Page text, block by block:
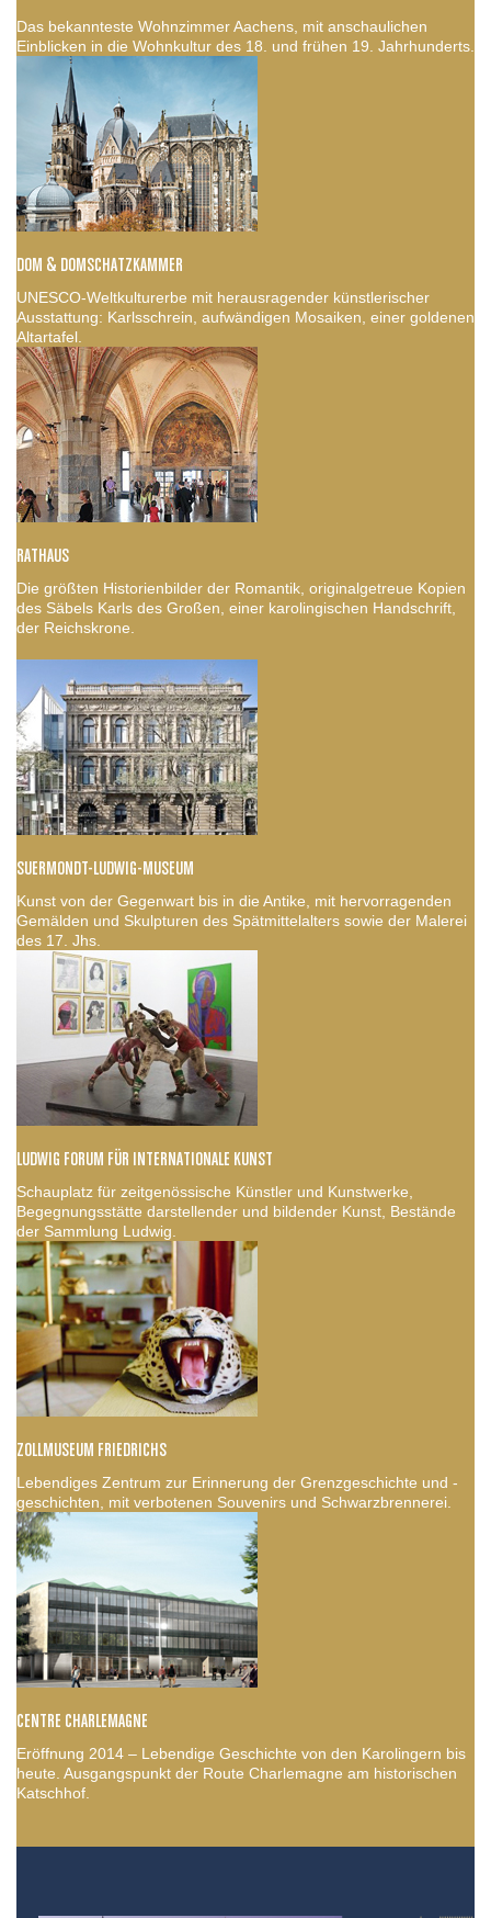
Das bekannteste Wohnzimmer Aachens, mit anschaulichen
Einblicken in die Wohnkultur des 18. und frühen 19. Jahrhunderts.
DOM & DOMSCHATZKAMMER
UNESCO-Weltkulturerbe mit herausragender künstlerischer
Ausstattung: Karlsschrein, aufwändigen Mosaiken, einer goldenen
Altartafel.
RATHAUS
Die größten Historienbilder der Romantik, originalgetreue Kopien
des Säbels Karls des Großen, einer karolingischen Handschrift,
der Reichskrone.
SUERMONDT-LUDWIG-MUSEUM
Kunst von der Gegenwart bis in die Antike, mit hervorragenden
Gemälden und Skulpturen des Spätmittelalters sowie der Malerei
des 17. Jhs.
LUDWIG FORUM FÜR INTERNATIONALE KUNST
Schauplatz für zeitgenössische Künstler und Kunstwerke,
Begegnungsstätte darstellender und bildender Kunst, Bestände
der Sammlung Ludwig.
ZOLLMUSEUM FRIEDRICHS
Lebendiges Zentrum zur Erinnerung der Grenzgeschichte und -
geschichten, mit verbotenen Souvenirs und Schwarzbrennerei.
CENTRE CHARLEMAGNE
Eröffnung 2014 – Lebendige Geschichte von den Karolingern bis
heute. Ausgangspunkt der Route Charlemagne am historischen
Katschhof.